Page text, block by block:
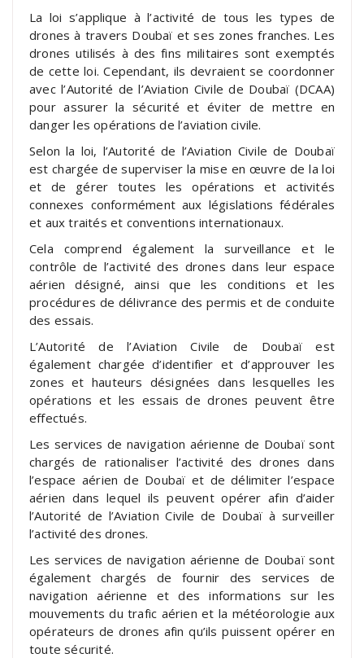
La loi s’applique à l’activité de tous les types de
drones à travers Doubaï et ses zones franches. Les
drones utilisés à des fins militaires sont exemptés
de cette loi. Cependant, ils devraient se coordonner
avec l’Autorité de l’Aviation Civile de Doubaï (DCAA)
pour assurer la sécurité et éviter de mettre en
danger les opérations de l’aviation civile.
Selon la loi, l’Autorité de l’Aviation Civile de Doubaï
est chargée de superviser la mise en œuvre de la loi
et de gérer toutes les opérations et activités
connexes conformément aux législations fédérales
et aux traités et conventions internationaux.
Cela comprend également la surveillance et le
contrôle de l’activité des drones dans leur espace
aérien désigné, ainsi que les conditions et les
procédures de délivrance des permis et de conduite
des essais.
L’Autorité de l’Aviation Civile de Doubaï est
également chargée d’identifier et d’approuver les
zones et hauteurs désignées dans lesquelles les
opérations et les essais de drones peuvent être
effectués.
Les services de navigation aérienne de Doubaï sont
chargés de rationaliser l’activité des drones dans
l’espace aérien de Doubaï et de délimiter l’espace
aérien dans lequel ils peuvent opérer afin d’aider
l’Autorité de l’Aviation Civile de Doubaï à surveiller
l’activité des drones.
Les services de navigation aérienne de Doubaï sont
également chargés de fournir des services de
navigation aérienne et des informations sur les
mouvements du trafic aérien et la météorologie aux
opérateurs de drones afin qu’ils puissent opérer en
toute sécurité.